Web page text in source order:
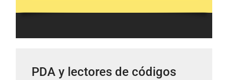
PDA y lectores de códigos